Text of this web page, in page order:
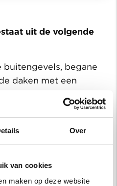
Over
van cookies
maken op deze website
uit de volgende
buitengevels, begane
daken met een
door
draaiende delen.